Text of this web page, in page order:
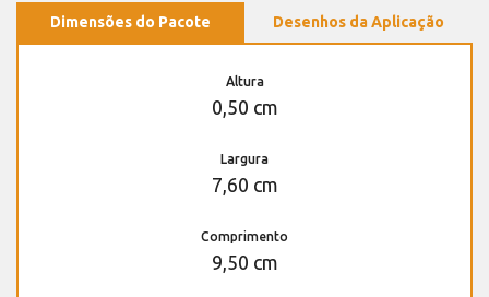
Dimensões do Pacote Desenhos da Aplicação
Altura
0,50 cm
Largura
7,60 cm
Comprimento
9,50 cm